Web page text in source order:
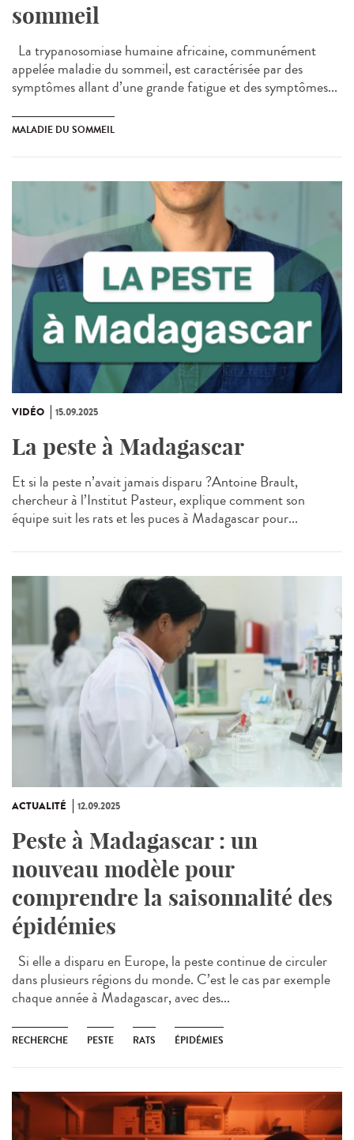
sommeil
La trypanosomiase humaine africaine, communément
appelée maladie du sommeil, est caractérisée par des
symptômes allant d’une grande fatigue et des symptômes...
MALADIE DU SOMMEIL
VIDÉO 15.09.2025
La peste à Madagascar
Et si la peste n’avait jamais disparu ?Antoine Brault,
chercheur à l’Institut Pasteur, explique comment son
équipe suit les rats et les puces à Madagascar pour...
ACTUALITÉ 12.09.2025
Peste à Madagascar : un
nouveau modèle pour
comprendre la saisonnalité des
épidémies
Si elle a disparu en Europe, la peste continue de circuler
dans plusieurs régions du monde. C’est le cas par exemple
chaque année à Madagascar, avec des...
RECHERCHE PESTE RATS ÉPIDÉMIES